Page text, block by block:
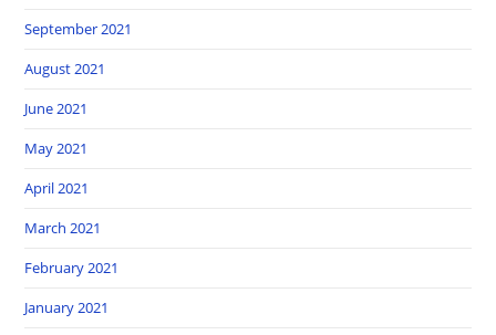
September 2021
August 2021
June 2021
May 2021
April 2021
March 2021
February 2021
January 2021